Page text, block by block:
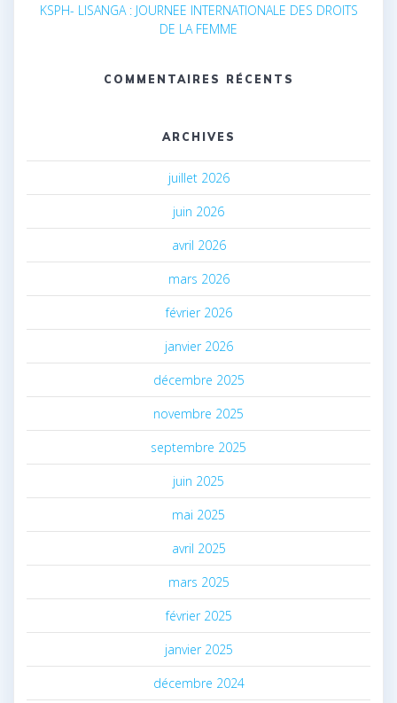
KSPH- LISANGA : JOURNEE INTERNATIONALE DES DROITS
DE LA FEMME
COMMENTAIRES RÉCENTS
ARCHIVES
juillet 2026
juin 2026
avril 2026
mars 2026
février 2026
janvier 2026
décembre 2025
novembre 2025
septembre 2025
juin 2025
mai 2025
avril 2025
mars 2025
février 2025
janvier 2025
décembre 2024